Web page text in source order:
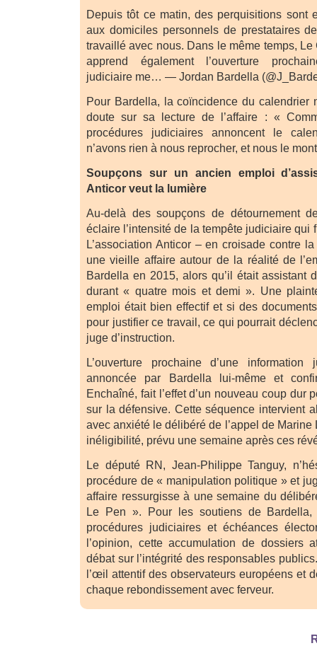
Depuis tôt ce matin, des perquisitions sont
aux domiciles personnels de prestataires
travaillé avec nous. Dans le même temps,
apprend également l’ouverture
judiciaire me… — Jordan Bardella
Pour Bardella, la coïncidence du calendrier
doute sur sa lecture de l’affaire : «
procédures judiciaires annoncent le
n’avons rien à nous reprocher, et nous le
Soupçons sur un ancien emploi
Anticor veut la lumière
Au-delà des soupçons de détournement
éclaire l’intensité de la tempête judiciaire qui
L’association Anticor – en croisade contre
une vieille affaire autour de la réalité de
Bardella en 2015, alors qu’il était assistant
durant « quatre mois et demi ». Une
emploi était bien effectif et si des
pour justifier ce travail, ce qui pourrait
juge d’instruction.
L’ouverture prochaine d’une
annoncée par Bardella lui-même et
Enchaîné, fait l’effet d’un nouveau coup dur
sur la défensive. Cette séquence intervient
avec anxiété le délibéré de l’appel de
inéligibilité, prévu une semaine après ces
Le député RN, Jean-Philippe Tanguy,
procédure de « manipulation politique » et
affaire ressurgisse à une semaine du
Le Pen ». Pour les soutiens de Bardella,
procédures judiciaires et échéances
l’opinion, cette accumulation de dossiers
débat sur l’intégrité des responsables
l’œil attentif des observateurs européens et
chaque rebondissement avec ferveur.